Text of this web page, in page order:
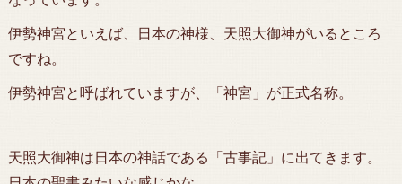
伊勢神宮といえば、日本の神様、天照大御神がいるところ
ですね。
伊勢神宮と呼ばれていますが、「神宮」が正式名称。
天照大御神は日本の神話である「古事記」に出てきます。